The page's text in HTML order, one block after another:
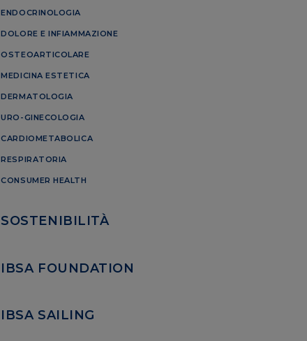
ENDOCRINOLOGIA
DOLORE E INFIAMMAZIONE
OSTEOARTICOLARE
MEDICINA ESTETICA
DERMATOLOGIA
URO-GINECOLOGIA
CARDIOMETABOLICA
RESPIRATORIA
CONSUMER HEALTH
SOSTENIBILITÀ
IBSA FOUNDATION
IBSA SAILING